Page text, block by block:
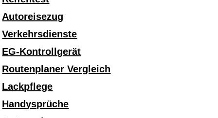
Autoreisezug
Verkehrsdienste
EG-Kontrollgerät
Routenplaner Vergleich
Lackpflege
Handysprüche